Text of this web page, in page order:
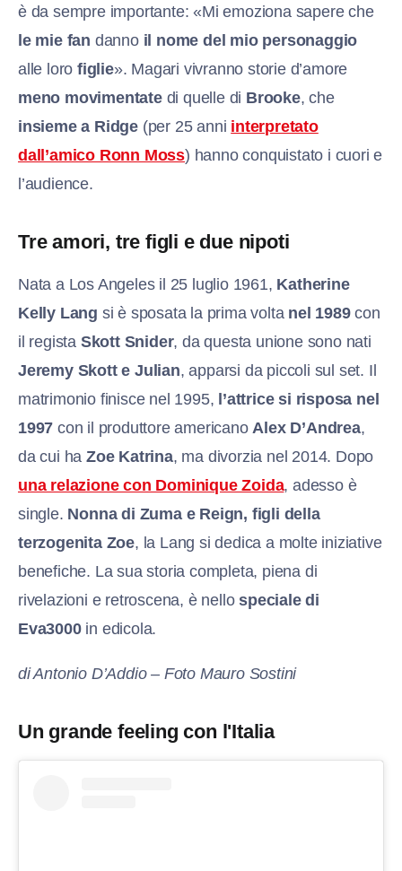
è da sempre importante: «Mi emoziona sapere che
le mie fan danno il nome del mio personaggio
alle loro figlie». Magari vivranno storie d’amore
meno movimentatedi quelle di Brooke, che
insieme a Ridge (per 25 anni interpretato
dall’amico Ronn Moss) hanno conquistato i cuori e
l’audience.
Tre amori, tre figli e due nipoti
Nata a Los Angeles il 25 luglio 1961, Katherine
Kelly Lang si è sposata la prima volta nel 1989con
il regista Skott Snider, da questa unione sono nati
Jeremy Skott e Julian, apparsi da piccoli sul set. Il
matrimonio finisce nel 1995, l’attrice si risposa nel
1997 con il produttore americanoAlex D’Andrea,
da cui ha Zoe Katrina, ma divorzia nel 2014. Dopo
una relazione con Dominique Zoida, adesso è
single. Nonna di Zuma e Reign, figli della
terzogenita Zoe, la Lang si dedica a molte iniziative
benefiche. La sua storia completa, piena di
rivelazioni e retroscena, è nellospeciale di
Eva3000in edicola.
di Antonio D’Addio – Foto Mauro Sostini
Un grande feeling con l'Italia